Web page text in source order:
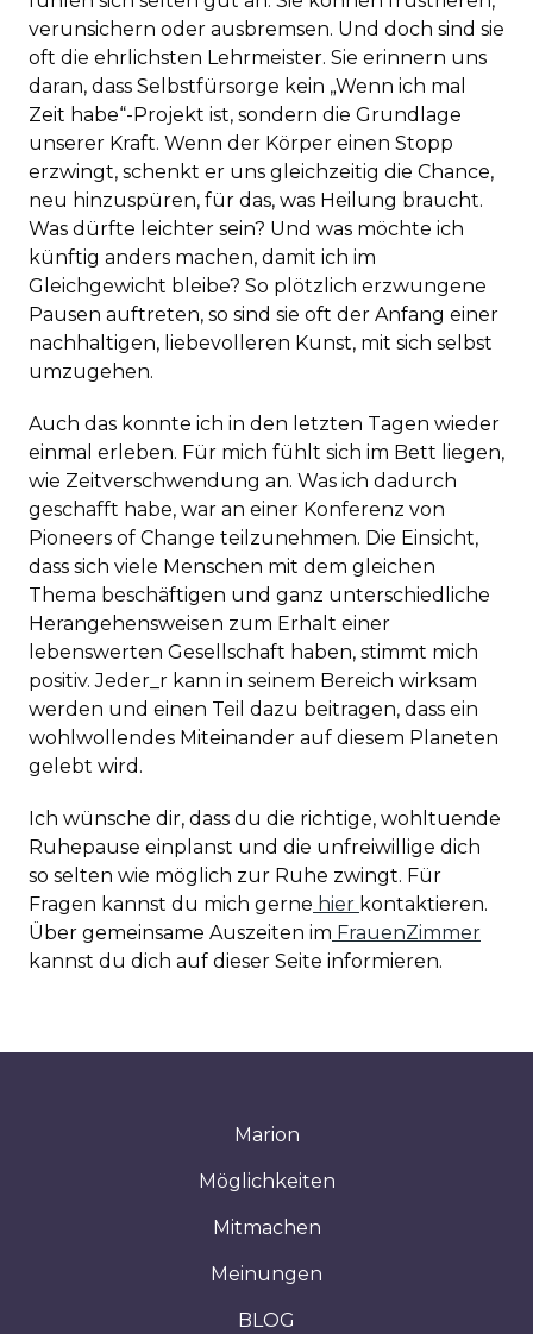
verunsichern oder ausbremsen. Und doch sind sie
oft die ehrlichsten Lehrmeister. Sie erinnern uns
daran, dass Selbstfürsorge kein „Wenn ich mal
Zeit habe“-Projekt ist, sondern die Grundlage
unserer Kraft. Wenn der Körper einen Stopp
erzwingt, schenkt er uns gleichzeitig die Chance,
neu hinzuspüren, für das, was Heilung braucht.
Was dürfte leichter sein? Und was möchte ich
künftig anders machen, damit ich im
Gleichgewicht bleibe? So plötzlich erzwungene
Pausen auftreten, so sind sie oft der Anfang einer
nachhaltigen, liebevolleren Kunst, mit sich selbst
umzugehen.
Auch das konnte ich in den letzten Tagen wieder
einmal erleben. Für mich fühlt sich im Bett liegen,
wie Zeitverschwendung an. Was ich dadurch
geschafft habe, war an einer Konferenz von
Pioneers of Change teilzunehmen. Die Einsicht,
dass sich viele Menschen mit dem gleichen
Thema beschäftigen und ganz unterschiedliche
Herangehensweisen zum Erhalt einer
lebenswerten Gesellschaft haben, stimmt mich
positiv. Jeder_r kann in seinem Bereich wirksam
werden und einen Teil dazu beitragen, dass ein
wohlwollendes Miteinander auf diesem Planeten
gelebt wird.
Ich wünsche dir, dass du die richtige, wohltuende
Ruhepause einplanst und die unfreiwillige dich
so selten wie möglich zur Ruhe zwingt. Für
Fragen kannst du mich gerne hier kontaktieren.
Über gemeinsame Auszeiten im FrauenZimmer
kannst du dich auf dieser Seite informieren.
Marion
Möglichkeiten
Mitmachen
Meinungen
BLOG